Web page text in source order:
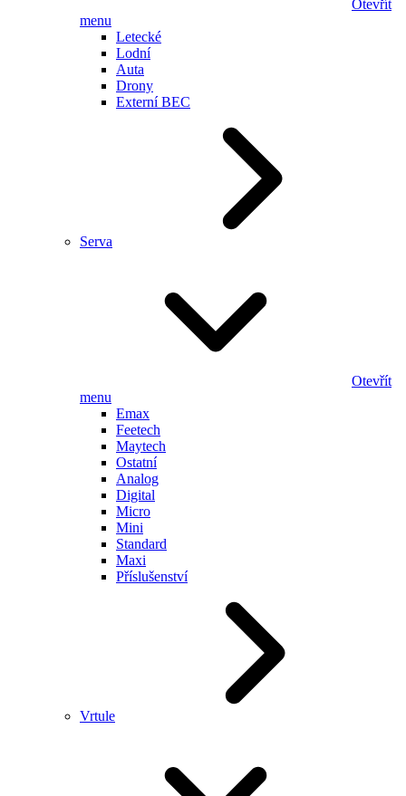
Otevřít
menu
Letecké
Lodní
Auta
Drony
Externí BEC
Serva
Otevřít
menu
Emax
Feetech
Maytech
Ostatní
Analog
Digital
Micro
Mini
Standard
Maxi
Příslušenství
Vrtule